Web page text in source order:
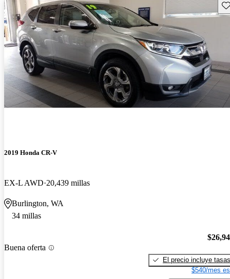
2019 Honda CR-V
EX-L AWD 20,439 millas
Burlington, WA
34 millas
Buena oferta
El precio incluye tasas
$540/mes